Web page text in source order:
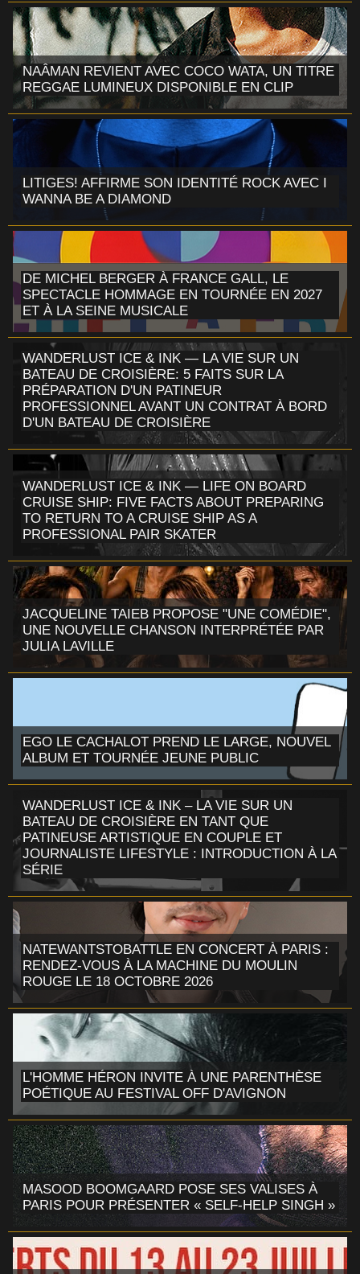
NAÂMAN REVIENT AVEC COCO WATA, UN TITRE
REGGAE LUMINEUX DISPONIBLE EN CLIP
LITIGES! AFFIRME SON IDENTITÉ ROCK AVEC I
WANNA BE A DIAMOND
DE MICHEL BERGER À FRANCE GALL, LE
SPECTACLE HOMMAGE EN TOURNÉE EN 2027
ET À LA SEINE MUSICALE
WANDERLUST ICE & INK — LA VIE SUR UN
BATEAU DE CROISIÈRE: 5 FAITS SUR LA
PRÉPARATION D'UN PATINEUR
PROFESSIONNEL AVANT UN CONTRAT À BORD
D'UN BATEAU DE CROISIÈRE
WANDERLUST ICE & INK — LIFE ON BOARD
CRUISE SHIP: FIVE FACTS ABOUT PREPARING
TO RETURN TO A CRUISE SHIP AS A
PROFESSIONAL PAIR SKATER
JACQUELINE TAIEB PROPOSE "UNE COMÉDIE",
UNE NOUVELLE CHANSON INTERPRÉTÉE PAR
JULIA LAVILLE
EGO LE CACHALOT PREND LE LARGE, NOUVEL
ALBUM ET TOURNÉE JEUNE PUBLIC
WANDERLUST ICE & INK – LA VIE SUR UN
BATEAU DE CROISIÈRE EN TANT QUE
PATINEUSE ARTISTIQUE EN COUPLE ET
JOURNALISTE LIFESTYLE : INTRODUCTION À LA
SÉRIE
NATEWANTSTOBATTLE EN CONCERT À PARIS :
RENDEZ-VOUS À LA MACHINE DU MOULIN
ROUGE LE 18 OCTOBRE 2026
L'HOMME HÉRON INVITE À UNE PARENTHÈSE
POÉTIQUE AU FESTIVAL OFF D'AVIGNON
MASOOD BOOMGAARD POSE SES VALISES À
PARIS POUR PRÉSENTER « SELF-HELP SINGH »